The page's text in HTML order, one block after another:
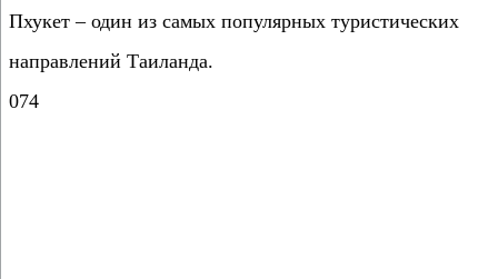
Пхукет – один из самых популярных туристических
направлений Таиланда.
074